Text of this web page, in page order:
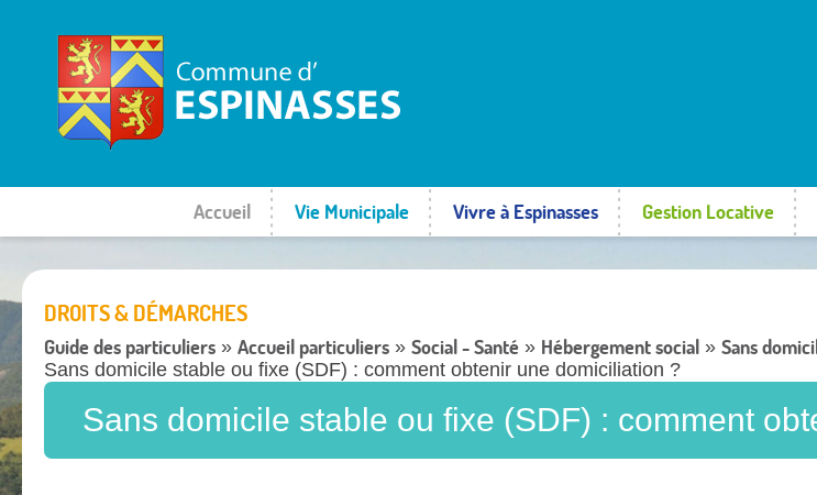
Accueil Vie Municipale Vivre à Espinasses Gestion Locative
DROITS & DÉMARCHES
Guide des particuliers » Accueil particuliers » Social - Santé » Hébergement social » Sans
Sans domicile stable ou fixe (SDF) : comment obtenir une domiciliation ?
Sans domicile stable ou fixe (SDF) : comment